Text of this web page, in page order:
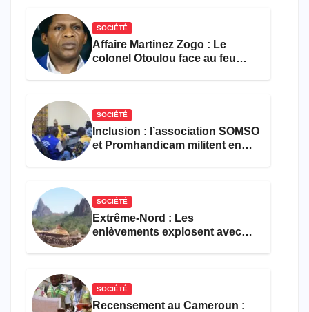
SOCIÉTÉ
Affaire Martinez Zogo : Le
colonel Otoulou face au feu
SOCIÉTÉ
Inclusion : l’association SOMSO
et Promhandicam militent en
SOCIÉTÉ
Extrême-Nord : Les
enlèvements explosent avec
SOCIÉTÉ
Recensement au Cameroun :